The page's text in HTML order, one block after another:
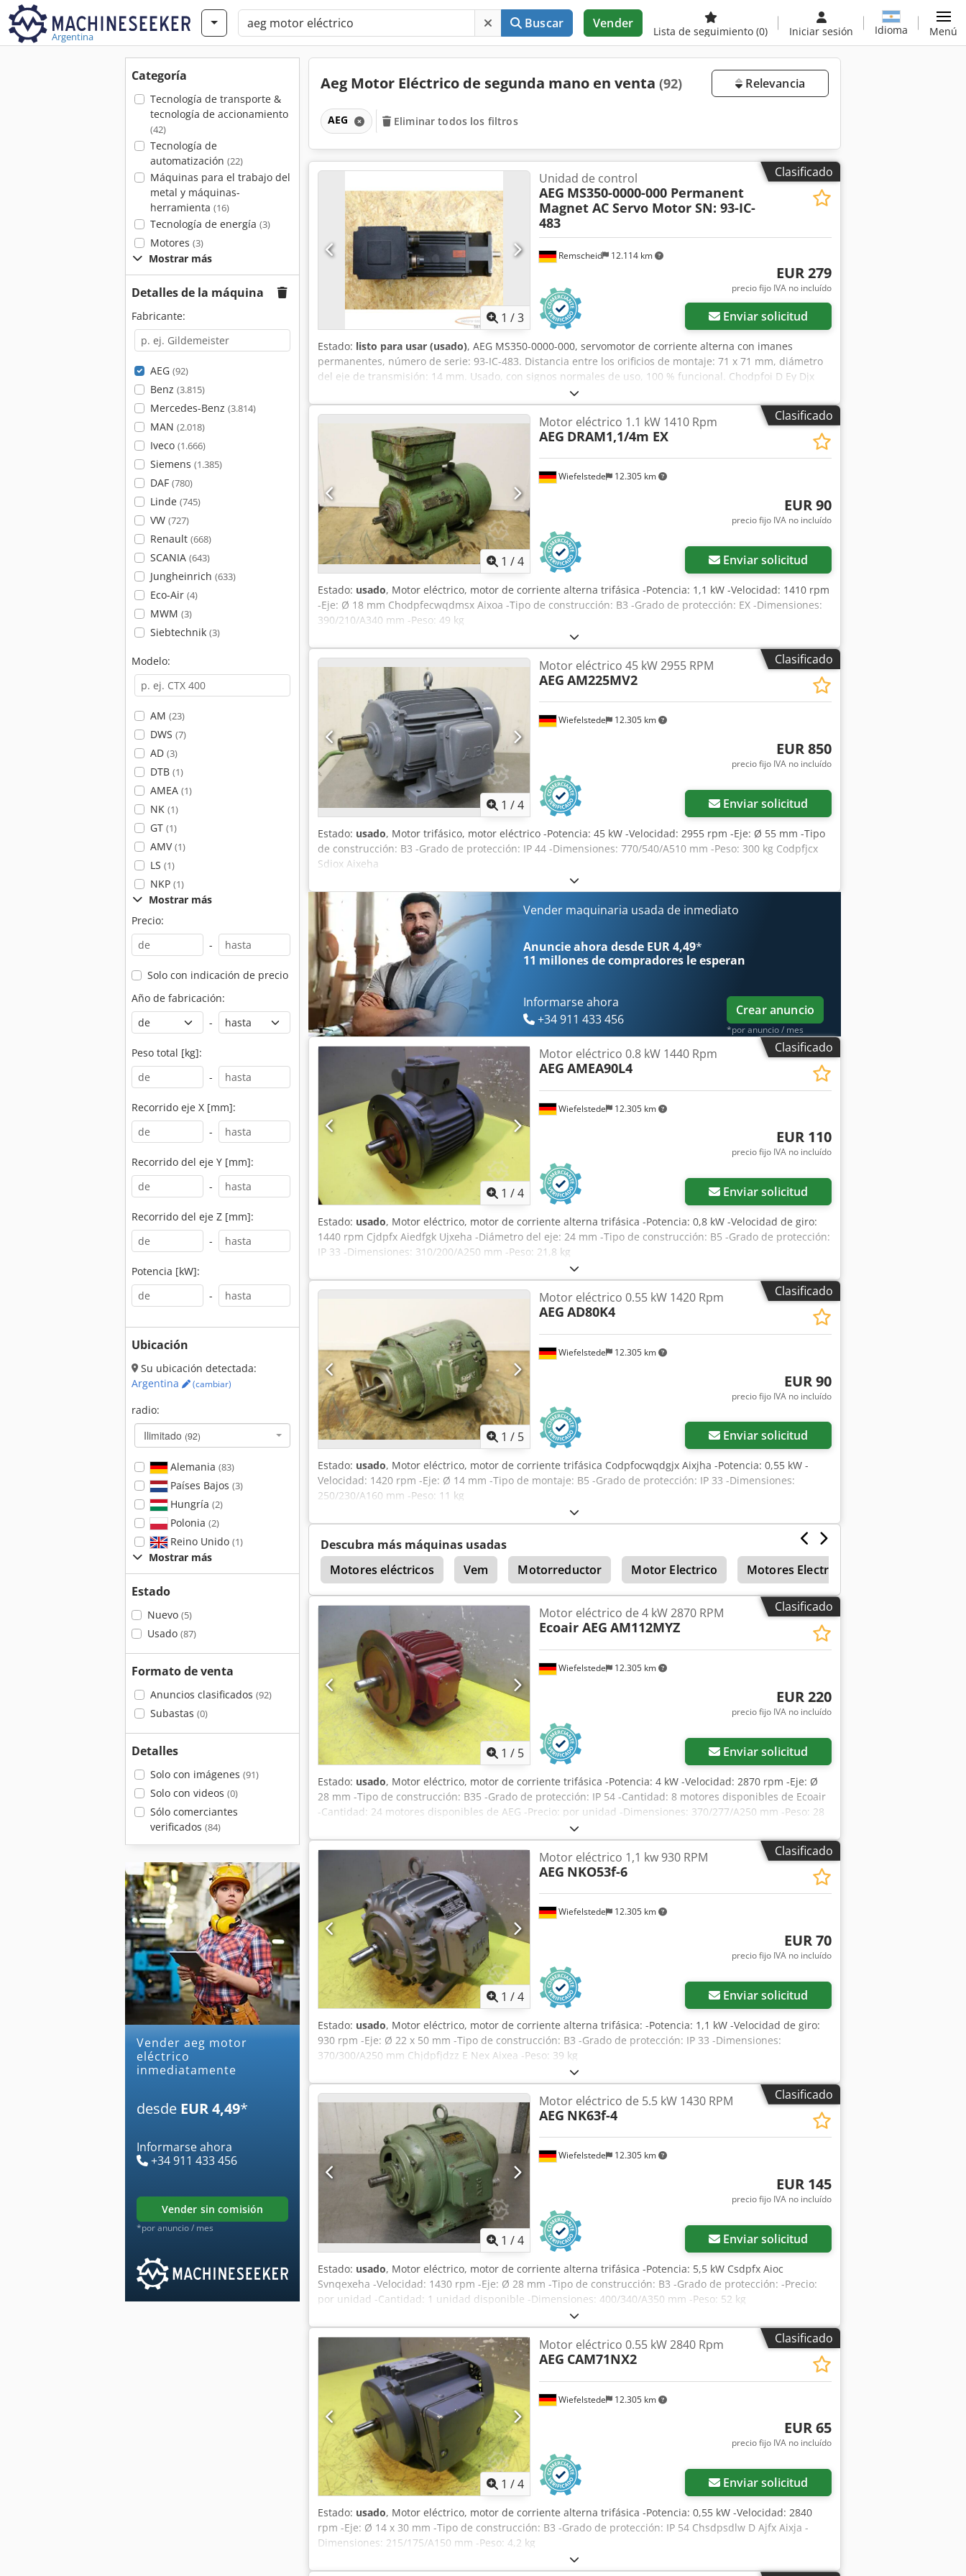
Argentina
Buscar Vender
Lista de seguimiento (0) Iniciar sesión Idioma Menú
Categoría
Tecnología de transporte &
tecnología de accionamiento
(42)
Tecnología de
automatización (22)
Máquinas para el trabajo del
metal y máquinas-
herramienta (16)
Tecnología de energía (3)
Motores (3)
Mostrar más
Detalles de la máquina
Fabricante:
AEG (92)
Benz (3.815)
Mercedes-Benz (3.814)
MAN (2.018)
Iveco (1.666)
Siemens (1.385)
DAF (780)
Linde (745)
VW (727)
Renault (668)
SCANIA (643)
Jungheinrich (633)
Eco-Air (4)
MWM (3)
Siebtechnik (3)
Modelo:
AM (23)
DWS (7)
AD (3)
DTB (1)
AMEA (1)
NK (1)
GT (1)
AMV(1)
LS (1)
NKP (1)
Mostrar más
Precio:
-
Solo con indicación de precio
Año de fabricación:
-
Peso total [kg]:
-
Recorrido eje X [mm]:
-
Recorrido del eje Y [mm]:
-
Recorrido del eje Z [mm]:
-
Potencia [kW]:
-
Ubicación
Su ubicación detectada:
Argentina
(cambiar)
radio:
Ilimitado (92)
Alemania (83)
Países Bajos (3)
Hungría (2)
Polonia (2)
Reino Unido (1)
Mostrar más
Estado
Nuevo (5)
Usado (87)
Formato de venta
Anuncios clasificados (92)
Subastas (0)
Detalles
Solo con imágenes (91)
Solo con videos (0)
Sólo comerciantes
verificados (84)
Vender aeg motor
eléctrico
inmediatamente
desde EUR 4,49*
Informarse ahora
+34 911 433 456
vender sin comisión
*por anuncio / mes
Aeg Motor Eléctrico de segunda mano en venta (92) Relevancia
AEG Eliminar todos los filtros
Clasificado
1 /3
Remscheid 12.114 km
Unidad de control
AEG MS350-0000-000 Permanent
Magnet AC Servo Motor SN: 93-IC-
483
EUR 279
precio fijo IVA no incluído
Enviar solicitud
Estado: listo para usar (usado), AEG MS350-0000-000, servomotor de corriente alterna con imanes
permanentes, número de serie: 93-IC-483. Distancia entre los orificios de montaje: 71 x 71 mm, diámetro
del eje de transmisión: 14 mm. Usado, con signos normales de uso, 100 % funcional. Chodpfoi D Ey Djx
Clasificado
1 /4
Wiefelstede 12.305 km
Motor eléctrico 1.1 kW 1410 Rpm
AEG DRAM1,1/4m EX
EUR 90
precio fijo IVA no incluído
Enviar solicitud
Estado: usado, Motor eléctrico, motor de corriente alterna trifásica -Potencia: 1,1 kW -Velocidad: 1410 rpm
-Eje: Ø 18 mm Chodpfecwqdmsx Aixoa -Tipo de construcción: B3 -Grado de protección: EX -Dimensiones:
390/210/A340 mm -Peso: 49 kg
Clasificado
1 /4
Wiefelstede 12.305 km
Motor eléctrico 45 kW 2955 RPM
AEG AM225MV2
EUR 850
precio fijo IVA no incluído
Enviar solicitud
Estado: usado, Motor trifásico, motor eléctrico -Potencia: 45 kW -Velocidad: 2955 rpm -Eje: Ø 55 mm -Tipo
de construcción: B3 -Grado de protección: IP 44 -Dimensiones: 770/540/A510 mm -Peso: 300 kg Codpfjcx
Sdiox Aixeha
Vender maquinaria usada de inmediato
Anuncie ahora desde EUR 4,49*
11 millones de compradores le esperan
Informarse ahora
+34 911 433 456
Crear anuncio
*por anuncio / mes
Clasificado
1 /4
Wiefelstede 12.305 km
Motor eléctrico 0.8 kW 1440 Rpm
AEG AMEA90L4
EUR 110
precio fijo IVA no incluído
Enviar solicitud
Estado: usado, Motor eléctrico, motor de corriente alterna trifásica -Potencia: 0,8 kW -Velocidad de giro:
1440 rpm Cjdpfx Aiedfgk Ujxeha -Diámetro del eje: 24 mm -Tipo de construcción: B5 -Grado de protección:
IP 33 -Dimensiones: 310/200/A250 mm -Peso: 21,8 kg
Clasificado
1 / 5
Wiefelstede 12.305 km
Motor eléctrico 0.55 kW 1420 Rpm
AEG AD80K4
EUR 90
precio fijo IVA no incluído
Enviar solicitud
Estado: usado, Motor eléctrico, motor de corriente trifásica Codpfocwqdgjx Aixjha -Potencia: 0,55 kW -
Velocidad: 1420 rpm -Eje: Ø 14 mm -Tipo de montaje: B5 -Grado de protección: IP 33 -Dimensiones:
250/230/A160 mm -Peso: 11 kg
Descubra más máquinas usadas
Motores eléctricos
Vem Motorreductor Motor Electrico Motores Electricos
Heidenhain Heidenhain Volante
Clasificado
1 / 5
Wiefelstede 12.305 km
Motor eléctrico de 4 kW 2870 RPM
Ecoair AEG AM112MYZ
EUR 220
precio fijo IVA no incluído
Enviar solicitud
Estado: usado, Motor eléctrico, motor de corriente trifásica -Potencia: 4 kW -Velocidad: 2870 rpm -Eje: Ø
28 mm -Tipo de construcción: B35 -Grado de protección: IP 54 -Cantidad: 8 motores disponibles de Ecoair
-Cantidad: 24 motores disponibles de AEG -Precio: por unidad -Dimensiones: 370/277/A250 mm -Peso: 28
Clasificado
1 /4
Wiefelstede 12.305 km
Motor eléctrico 1,1 kw 930 RPM
AEG NKO53f-6
EUR 70
precio fijo IVA no incluído
Enviar solicitud
Estado: usado, Motor eléctrico, motor de corriente alterna trifásica: -Potencia: 1,1 kW -Velocidad de giro:
930 rpm -Eje: Ø 22 x 50 mm -Tipo de construcción: B3 -Grado de protección: IP 33 -Dimensiones:
370/300/A250 mm Chjdpfjdzz E Nex Aixea -Peso: 39 kg
Clasificado
1 /4
Wiefelstede 12.305 km
Motor eléctrico de 5.5 kW 1430 RPM
AEG NK63f-4
EUR 145
precio fijo IVA no incluído
Enviar solicitud
Estado: usado, Motor eléctrico, motor de corriente alterna trifásica -Potencia: 5,5 kW Csdpfx Aioc
Svnqexeha -Velocidad: 1430 rpm -Eje: Ø 28 mm -Tipo de construcción: B3 -Grado de protección: -Precio:
por unidad -Cantidad: 1 unidad disponible -Dimensiones: 400/340/A350 mm -Peso: 52 kg
Clasificado
1 /4
Wiefelstede 12.305 km
Motor eléctrico 0.55 kW 2840 Rpm
AEG CAM71NX2
EUR 65
precio fijo IVA no incluído
Enviar solicitud
Estado: usado, Motor eléctrico, motor de corriente alterna trifásica -Potencia: 0,55 kW -Velocidad: 2840
rpm -Eje: Ø 14 x 30 mm -Tipo de construcción: B3 -Grado de protección: IP 54 Chsdpsdlw D Ajfx Aixja -
Dimensiones: 215/175/A150 mm -Peso: 4,2 kg